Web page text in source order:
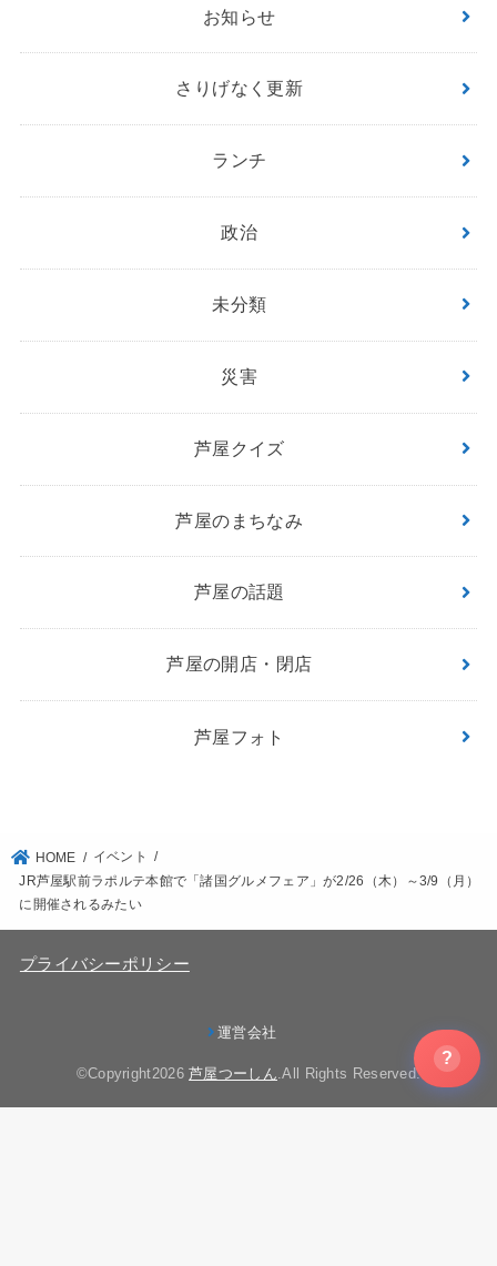
お知らせ
さりげなく更新
ランチ
政治
未分類
災害
芦屋クイズ
芦屋のまちなみ
芦屋の話題
芦屋の開店・閉店
芦屋フォト
HOME
イベント
JR芦屋駅前ラポルテ本館で「諸国グルメフェア」が2/26（木）～3/9（月）
に開催されるみたい
プライバシーポリシー
運営会社
©Copyright2026芦屋つーしん.All Rights Reserved.
?